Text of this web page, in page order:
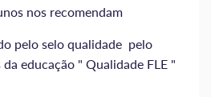
nos recomendam
pelo selo qualidade pelo
educação " Qualidade FLE "